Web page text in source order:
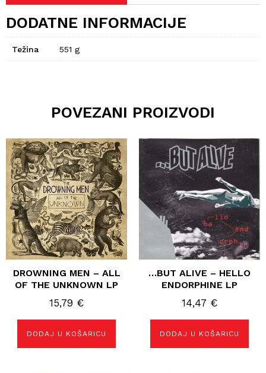
DODATNE INFORMACIJE
Težina 551 g
POVEZANI PROIZVODI
DROWNING MEN – ALL
OF THE UNKNOWN LP
15,79 €
DODAJ U KOŠARICU
…BUT ALIVE – HELLO
ENDORPHINE LP
14,47 €
DODAJ U KOŠARICU